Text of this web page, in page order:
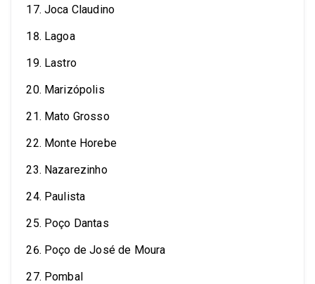
Joca Claudino
Lagoa
Lastro
Marizópolis
Mato Grosso
Monte Horebe
Nazarezinho
Paulista
Poço Dantas
Poço de José de Moura
Pombal